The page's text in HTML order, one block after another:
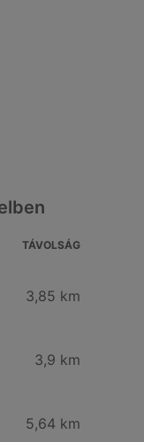
TÁVOLSÁG
3,85 km
3,9 km
5,64 km